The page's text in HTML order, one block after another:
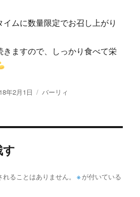
ムに数量限定でお召し上がり
きますので、しっかり食べて栄
年2月1日
カ
バーリィ
ることはありません。 ※ が付いている